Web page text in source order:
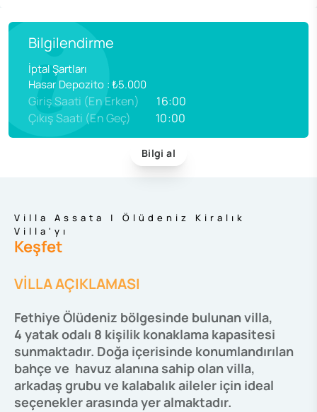
Bilgilendirme
İptal Şartları
Hasar Depozito :₺5.000
Giriş Saati (En Erken)
16:00
Çıkış Saati (En Geç)
10:00
Bilgi al
Villa Assata | Ölüdeniz Kiralık
Villa'yı
Keşfet
VİLLA AÇIKLAMASI
Fethiye Ölüdeniz bölgesinde bulunan villa,
4 yatak odalı 8 kişilik konaklama kapasitesi
sunmaktadır. Doğa içerisinde konumlandırılan
bahçe ve havuz alanına sahip olan villa,
arkadaş grubu ve kalabalık aileler için ideal
seçenekler arasında yer almaktadır.